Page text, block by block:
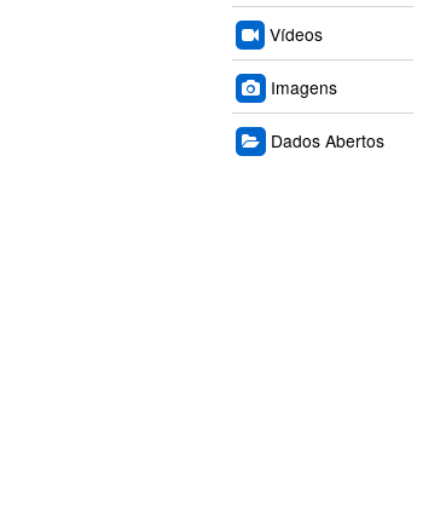
Vídeos
Imagens
Dados Abertos